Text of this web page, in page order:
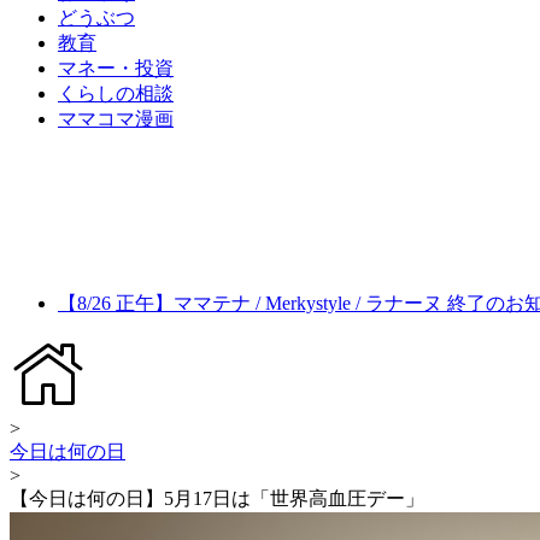
どうぶつ
教育
マネー・投資
くらしの相談
ママコマ漫画
【8/26 正午】ママテナ / Merkystyle / ラナーヌ 終了のお
>
今日は何の日
>
【今日は何の日】5月17日は「世界高血圧デー」